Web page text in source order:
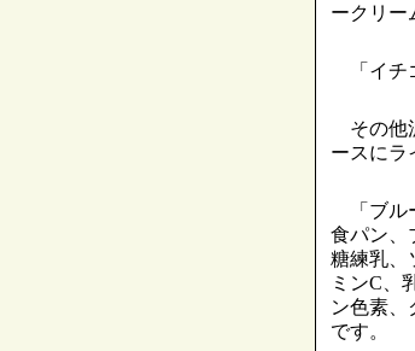
ークリー
「イチ
その他
ースにラ
「ブル
食パン、
糖練乳、
ミンC、
ン色素、
です。